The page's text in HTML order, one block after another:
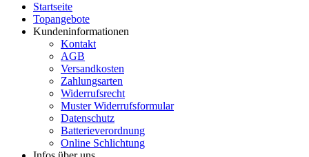
Startseite
Topangebote
Kundeninformationen
Kontakt
AGB
Versandkosten
Zahlungsarten
Widerrufsrecht
Muster Widerrufsformular
Datenschutz
Batterieverordnung
Online Schlichtung